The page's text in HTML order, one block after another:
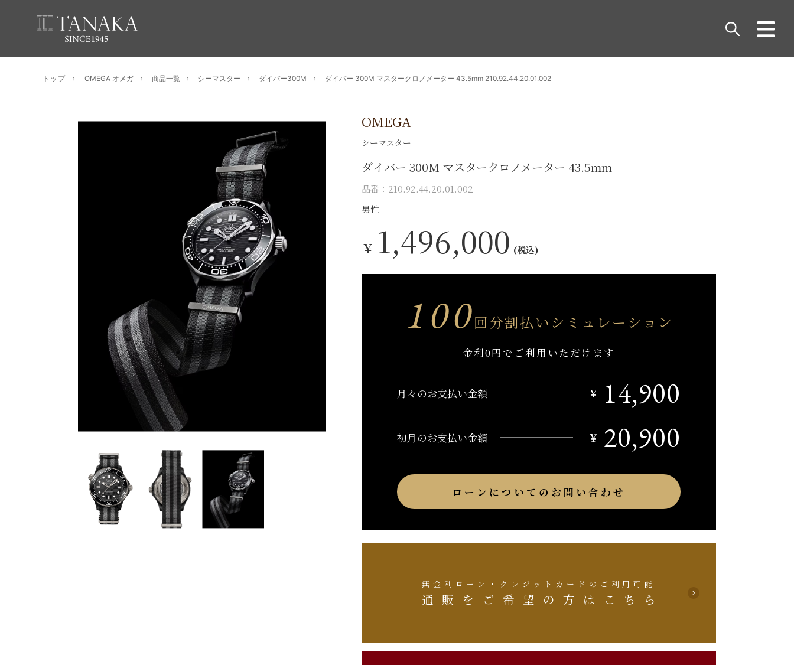
トップ OMEGA オメガ 商品一覧 シーマスター ダイバー300M ダイバー 300M マスタークロノメーター 43.5mm 210.92.44.20.01.002
OMEGA
シーマスター
ダイバー 300M マスタークロノメーター 43.5mm
品番：210.92.44.20.01.002
男性
￥ 1,496,000 (税込)
100回分割払い シミュレーション
金利0円でご利用いただけます
月々のお支払い金額 ￥ 14,900
初月のお支払い金額 ￥ 20,900
ローンについてのお問い合わせ
無金利ローン・クレジットカードのご利用可能
通販をご希望の方はこちら